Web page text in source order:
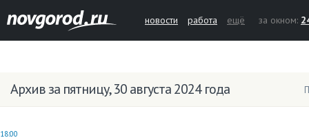
новости работа ещё за окном:
Архив за пятницу, 30 августа 2024 года
18:00